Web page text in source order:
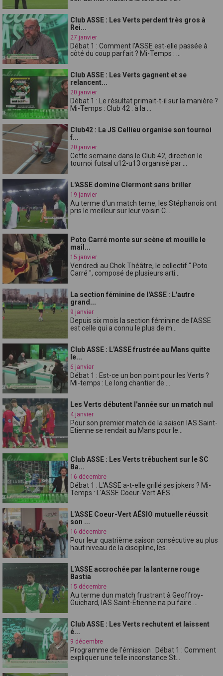
Club ASSE : Les Verts perdent très gros à
Rei...
27 janvier
Débat 1 : Comment l'ASSE est-elle passée à
côté du coup parfait ? Mi-Temps : ...
Club ASSE : Les Verts gagnent et se
relancent...
20 janvier
Débat 1 : Le résultat primait-t-il sur la manière ?
Mi-Temps : Club 42 : à la ...
Club42 : La JS Cellieu organise son tournoi
f...
20 janvier
Cette semaine dans le Club 42, direction le
tournoi futsal u12-u13 organisé par ...
L'ASSE domine Clermont sans briller
19 janvier
Au terme d'un match terne, les Stéphanois ont
pris le meilleur sur leur voisin C...
Poto Carré monte sur scène et mouille le
mail...
15 janvier
Vendredi au Chok Théâtre, le collectif " Poto
Carré ", composé de plusieurs arti...
La section féminine de l'ASSE : L'autre
grand...
9 janvier
Depuis six mois la section féminine de l'ASSE
est celle qui a connu le plus de m...
Club ASSE : L'ASSE frustrée au Mans quitte
le...
6 janvier
Débat 1 : Est-ce un bon point pour les Verts ?
Mi-temps : Le long chantier de ...
Les Verts débutent l'année sur un match nul
4 janvier
Pour son premier match de la saison lAS Saint-
Etienne se rendait au Mans pour le...
Club ASSE : Les Verts trébuchent sur le SC
Ba...
16 décembre
Débat 1 : L'ASSE a-t-elle grillé ses jokers ? Mi-
Temps : L'ASSE Coeur-Vert AÉS...
L'ASSE Coeur-Vert AÉSIO mutuelle réussit
son ...
16 décembre
Pour leur quatrième saison consécutive au plus
haut niveau de la discipline, les...
L'ASSE accrochée par la lanterne rouge
Bastia
15 décembre
Au terme dun match frustrant à Geoffroy-
Guichard, lAS Saint-Étienne na pu faire ...
Club ASSE : Les Verts rechutent et laissent
é...
9 décembre
Programme de l'émission : Débat 1 : Comment
expliquer une telle inconstance St...